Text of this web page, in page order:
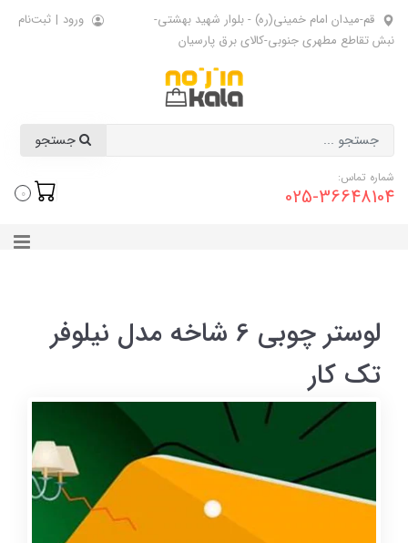
قم-میدان امام خمینی(ره) - بلوار شهید بهشتی-
نبش تقاطع مطهری جنوبی-کالای برق پارسیان
ورود | ثبت‌نام
شماره تماس:
025-36648104
0
لوستر چوبی 6 شاخه مدل نیلوفر
تک کار